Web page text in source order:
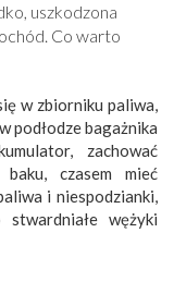
uszkodzona
Co warto
w zbiorniku paliwa,
podłodze bagażnika
zachować
czasem mieć
i niespodzianki,
wężyki